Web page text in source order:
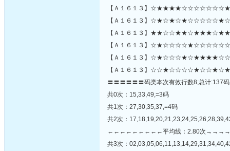
【Ａ１６１３】
【Ａ１６１３】
【Ａ１６１３】
【Ａ１６１３】
【Ａ１６１３】
【Ａ１６１３】
〓〓〓〓〓〓码类本次有效行数8;总计:137
共0次：15,33,49,=3码
共1次：27,30,35,37,=4码
共2次：
←←←←←←←←←平均线：2.80次
共3次：